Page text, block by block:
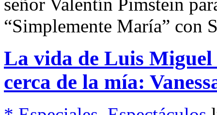
señor Valentín Pimstein
“Simplemente María” con
La vida de Luis Miguel
cerca de la mía: